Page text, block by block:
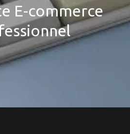
E-commerce